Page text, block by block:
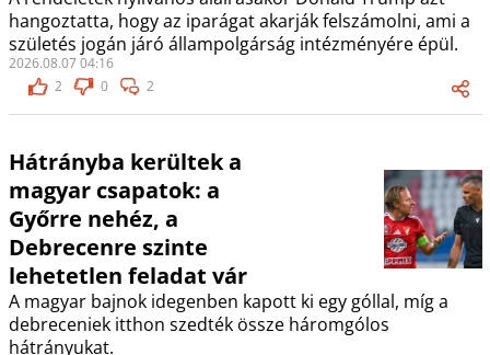
hangoztatta, hogy az iparágat akarják felszámolni, ami a
születés jogán járó állampolgárság intézményére épül.
2026.08.07 04:16
2
0 2
Hátrányba kerültek a
magyar csapatok: a
Győrre nehéz, a
Debrecenre szinte
lehetetlen feladat vár
A magyar bajnok idegenben kapott ki egy góllal, míg a
debreceniek itthon szedték össze háromgólos
hátrányukat.